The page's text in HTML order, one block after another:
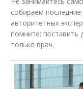
собираем
авторитетных
помните: поставить
только врач.